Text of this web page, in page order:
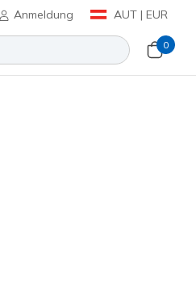
Anmeldung AUT | EUR
0